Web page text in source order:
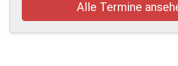
Alle Termine